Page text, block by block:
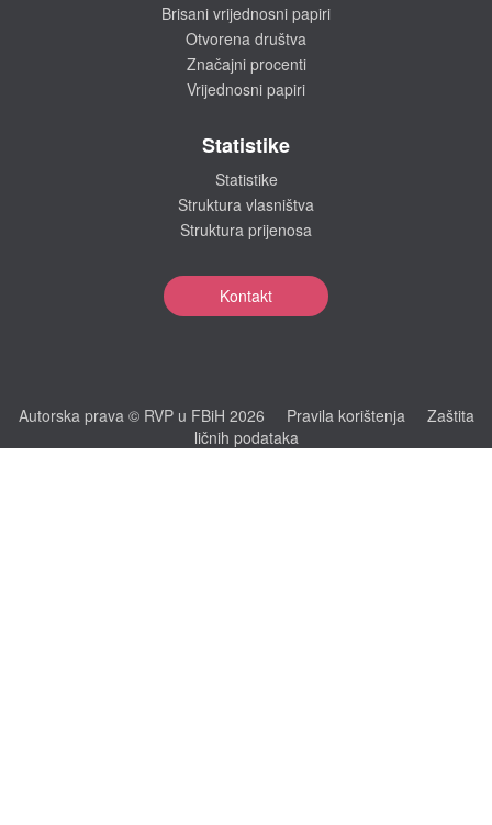
Brisani vrijednosni papiri
Otvorena društva
Značajni procenti
Vrijednosni papiri
Statistike
Statistike
Struktura vlasništva
Struktura prijenosa
Kontakt
Autorska prava © RVP u FBiH 2026 Pravila korištenja
Zaštita
ličnih podataka